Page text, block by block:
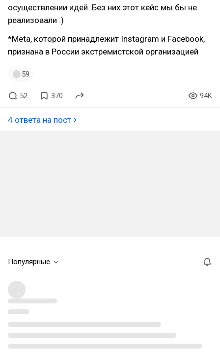
осуществлении идей. Без них этот кейс мы бы не
реализовали :)
*Meta, которой принадлежит Instagram и Facebook,
признана в России экстремистской организацией
59
52 370 94K
4 ответа на пост
Популярные